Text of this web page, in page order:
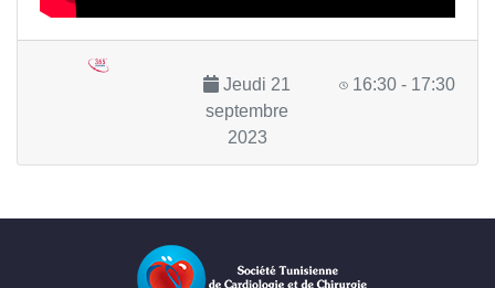
Jeudi 21
septembre
2023
16:30 - 17:30